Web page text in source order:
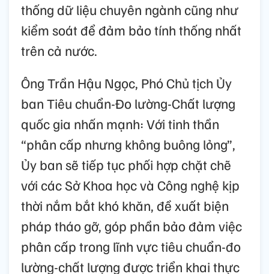
thống dữ liệu chuyên ngành cũng như
kiểm soát để đảm bảo tính thống nhất
trên cả nước.
Ông Trần Hậu Ngọc, Phó Chủ tịch Ủy
ban Tiêu chuẩn-Đo lường-Chất lượng
quốc gia nhấn mạnh: Với tinh thần
“phân cấp nhưng không buông lỏng”,
Ủy ban sẽ tiếp tục phối hợp chặt chẽ
với các Sở Khoa học và Công nghệ kịp
thời nắm bắt khó khăn, đề xuất biện
pháp tháo gỡ, góp phần bảo đảm việc
phân cấp trong lĩnh vực tiêu chuẩn-đo
lường-chất lượng được triển khai thực